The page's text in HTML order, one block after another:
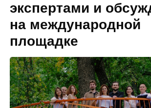
экспертами и
на международной
площадке